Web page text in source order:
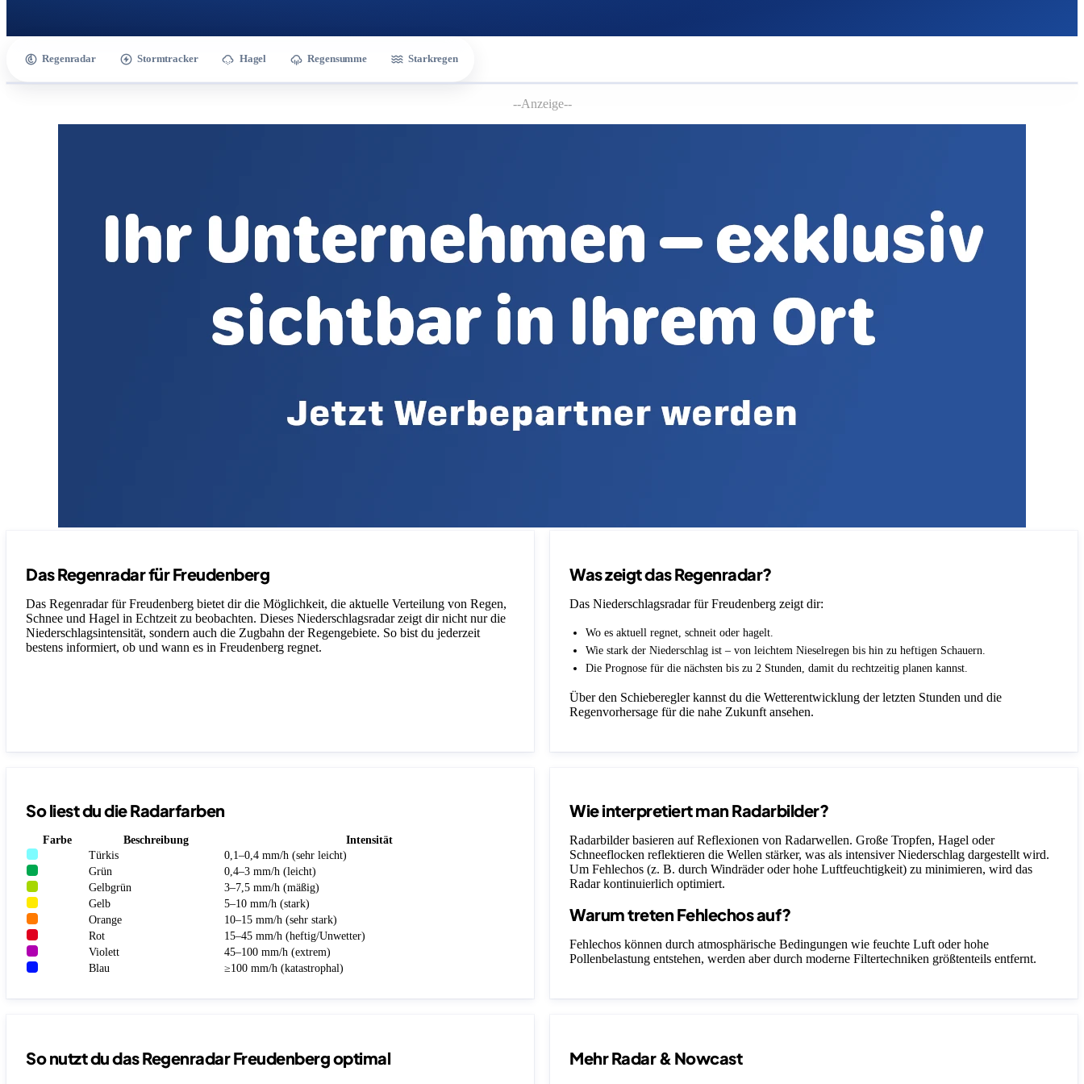
Regenradar Stormtracker Hagel Regensumme Starkregen
--Anzeige--
Das Regenradar für Freudenberg
Das Regenradar für Freudenberg bietet dir die Möglichkeit, die aktuelle Verteilung von Regen,
Schnee und Hagel in Echtzeit zu beobachten. Dieses Niederschlagsradar zeigt dir nicht nur die
Niederschlagsintensität, sondern auch die Zugbahn der Regengebiete. So bist du jederzeit
bestens informiert, ob und wann es in Freudenberg regnet.
Was zeigt das Regenradar?
Das Niederschlagsradar für Freudenberg zeigt dir:
Wo es aktuell regnet, schneit oder hagelt.
Wie stark der Niederschlag ist – von leichtem Nieselregen bis hin zu heftigen Schauern.
Die Prognose für die nächsten bis zu 2 Stunden, damit du rechtzeitig planen kannst.
Über den Schieberegler kannst du die Wetterentwicklung der letzten Stunden und die
Regenvorhersage für die nahe Zukunft ansehen.
So liest du die Radarfarben
Farbe Beschreibung
Intensität
Türkis
0,1–0,4 mm/h (sehr leicht)
Grün
0,4–3 mm/h (leicht)
Gelbgrün
3–7,5 mm/h (mäßig)
Gelb
5–10 mm/h (stark)
Orange
10–15 mm/h (sehr stark)
Rot
15–45 mm/h (heftig/Unwetter)
Violett
45–100 mm/h (extrem)
Blau
≥100 mm/h (katastrophal)
Wie interpretiert man Radarbilder?
Radarbilder basieren auf Reflexionen von Radarwellen. Große Tropfen, Hagel oder
Schneeflocken reflektieren die Wellen stärker, was als intensiver Niederschlag dargestellt wird.
Um Fehlechos (z. B. durch Windräder oder hohe Luftfeuchtigkeit) zu minimieren, wird das
Radar kontinuierlich optimiert.
Warum treten Fehlechos auf?
Fehlechos können durch atmosphärische Bedingungen wie feuchte Luft oder hohe
Pollenbelastung entstehen, werden aber durch moderne Filtertechniken größtenteils entfernt.
So nutzt du das Regenradar Freudenberg optimal Mehr Radar & Nowcast